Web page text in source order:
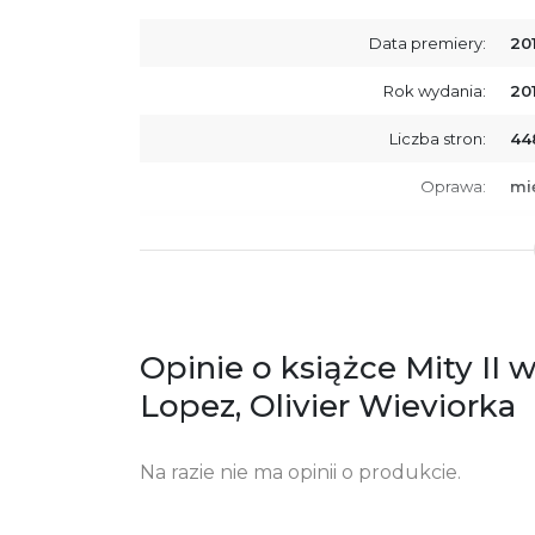
Data premiery:
Rok wydania:
Liczba stron:
Oprawa:
Ostrzeżenia oraz informacje dotyczące
Opinie o książce Mity II
Lopez, Olivier Wieviorka
Na razie nie ma opinii o produkcie.